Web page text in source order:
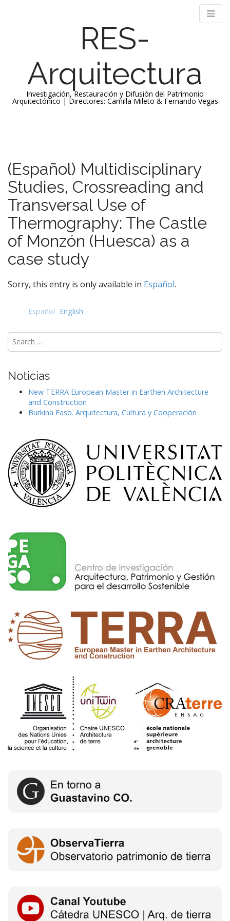
RES-
Arquitectura
Investigación, Restauración y Difusión del Patrimonio
Arquitectónico | Directores: Camilla Mileto & Fernando Vegas
n
m
e
n
u
t
o
c
o
n
n
t
(Español) Multidisciplinary
Studies, Crossreading and
Transversal Use of
Thermography: The Castle
of Monzón (Huesca) as a
case study
Sorry, this entry is only available in Español.
Español English
Search
for:
Noticias
New TERRA European Master in Earthen Architecture
and Construction
Burkina Faso. Arquitectura, Cultura y Cooperación